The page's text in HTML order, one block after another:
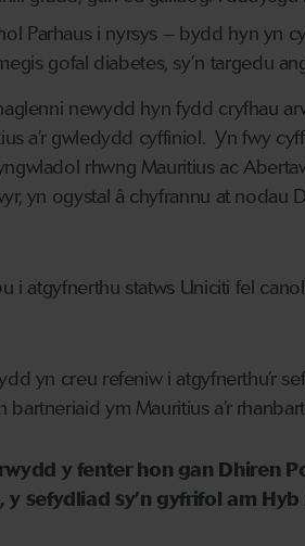
Parhaus i nyrsys – bydd hyn yn
gofal diabetes, sy’n targedu
newydd hyn fydd cryfhau
a’r gwledydd cyffiniol. Yn fwy
rhwng Mauritius ac
yn ogystal â chyfrannu at nodau
i atgyfnerthu statws Uniciti fel
yn creu refeniw i atgyfnerthu’r
ym Mauritius a’r
y fenter hon gan Dhiren
sefydliad sy’n gyfrifol am